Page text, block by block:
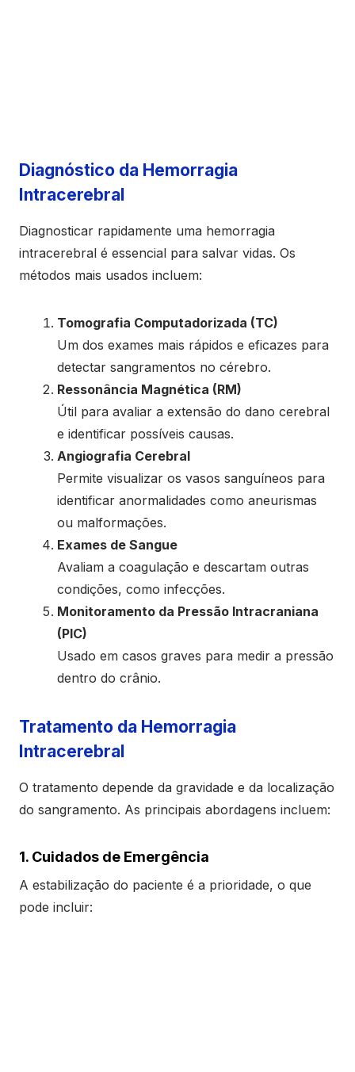
Diagnóstico da Hemorragia
Intracerebral
Diagnosticar rapidamente uma hemorragia
intracerebral é essencial para salvar vidas. Os
métodos mais usados incluem:
Tomografia Computadorizada (TC)
Um dos exames mais rápidos e eficazes para
detectar sangramentos no cérebro.
Ressonância Magnética (RM)
Útil para avaliar a extensão do dano cerebral
e identificar possíveis causas.
Angiografia Cerebral
Permite visualizar os vasos sanguíneos para
identificar anormalidades como aneurismas
ou malformações.
Exames de Sangue
Avaliam a coagulação e descartam outras
condições, como infecções.
Monitoramento da Pressão Intracraniana
(PIC)
Usado em casos graves para medir a pressão
dentro do crânio.
Tratamento da Hemorragia
Intracerebral
O tratamento depende da gravidade e da localização
do sangramento. As principais abordagens incluem:
1. Cuidados de Emergência
A estabilização do paciente é a prioridade, o que
pode incluir: